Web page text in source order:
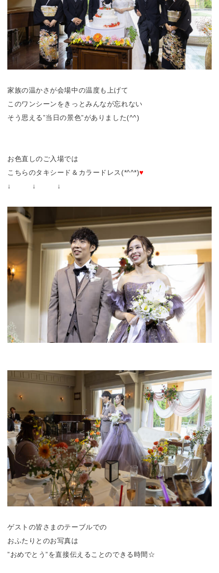
家族の温かさが会場中の温度も上げて
このワンシーンをきっとみんなが忘れない
そう思える”当日の景色”がありました(^^)
お色直しのご入場では
こちらのタキシード＆カラードレス(*^^*)♥
↓ ↓ ↓
ゲストの皆さまのテーブルでの
おふたりとのお写真は
”おめでとう”を直接伝えることのできる時間☆